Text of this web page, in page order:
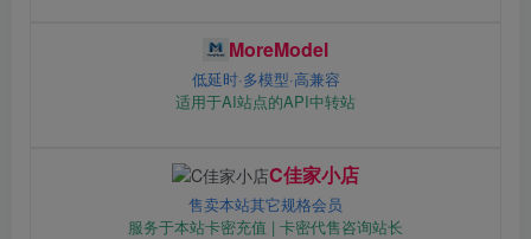
MoreModel
低延时·多模型·高兼容
适用于AI站点的API中转站
C佳家小店
售卖本站其它规格会员
服务于本站卡密充值 | 卡密代售咨询站长